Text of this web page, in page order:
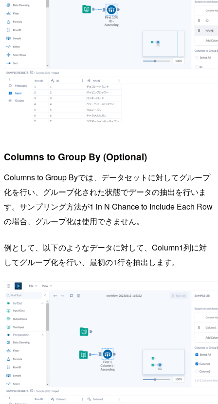
Columns to Group By (Optional)
Columns to Group Byでは、データセットに対してグループ
化を行い、グループ化された状態でデータの抽出を行いま
す。サンプリング方法が1 in N Chance to Include Each Row
の場合、グループ化は使用できません。
例として、以下のようなデータに対して、Column1列に対
してグループ化を行い、最初の1行を抽出します。